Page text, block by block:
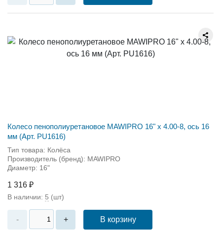
Колесо пенополиуретановое MAWIPRO 16" х 4.00-8, ось 16
мм (Арт. PU1616)
Тип товара: Колёса
Производитель (бренд): MAWIPRO
Диаметр: 16"
1 316 ₽
В наличии: 5 (шт)
- + В корзину